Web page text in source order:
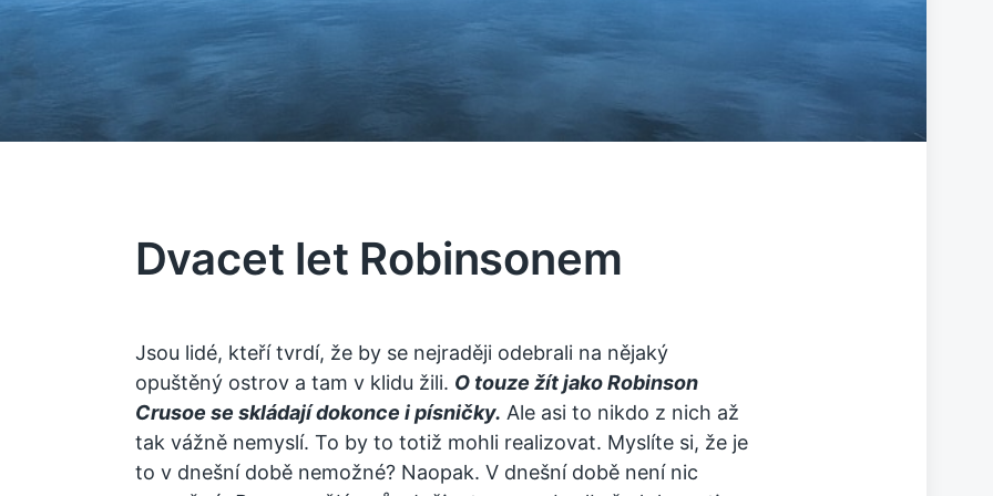
Dvacet let Robinsonem
Jsou lidé, kteří tvrdí, že by se nejraději odebrali na nějaký
opuštěný ostrov a tam v klidu žili. O touze žít jako Robinson
Crusoe se skládají dokonce i písničky. Ale asi to nikdo z nich až
tak vážně nemyslí. To by to totiž mohli realizovat. Myslíte si, že je
to v dnešní době nemožné? Naopak. V dnešní době není nic